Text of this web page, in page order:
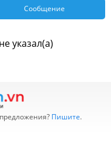
Сообщение
указал(а)
Пишите.